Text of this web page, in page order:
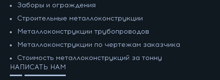
Заборы и ограждения
Строительные металлоконструкции
Металлоконструкции трубопроводов
Металлоконструкции по чертежам заказчика
Cтоимость металлоконструкций за тонну
НАПИСАТЬ НАМ